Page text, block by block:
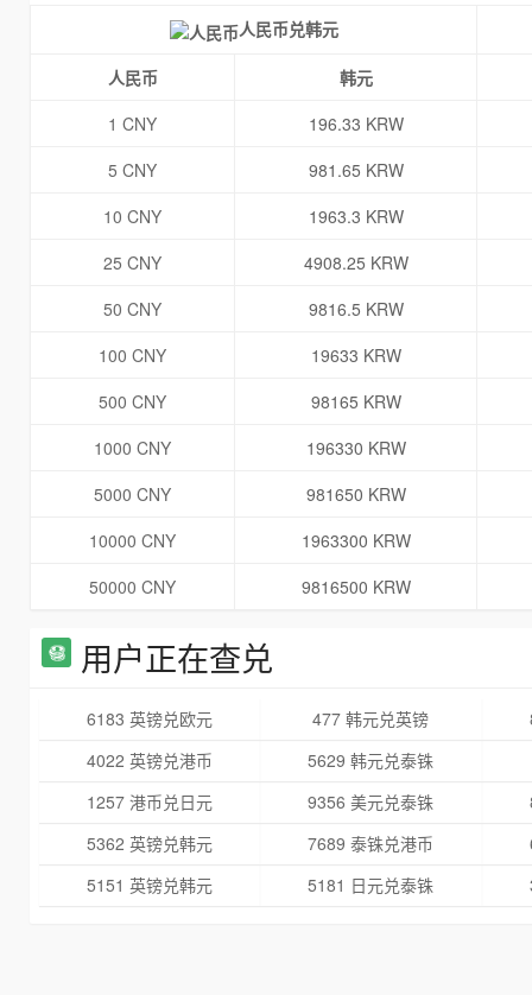
人民币兑韩元
人民币
韩元
1 CNY
196.33 KRW
5 CNY
981.65 KRW
10 CNY
1963.3 KRW
25 CNY
4908.25 KRW
50 CNY
9816.5 KRW
100 CNY
19633 KRW
500 CNY
98165 KRW
1000 CNY
196330 KRW
5000 CNY
981650 KRW
10000 CNY
1963300 KRW
50000 CNY
9816500 KRW
用户正在查兑
6183 英镑兑欧元 477 韩元兑英镑
4022 英镑兑港币
5629 韩元兑泰铢
1257 港币兑日元
9356 美元兑泰铢
5362 英镑兑韩元
7689 泰铢兑港币
5151 英镑兑韩元
5181 日元兑泰铢